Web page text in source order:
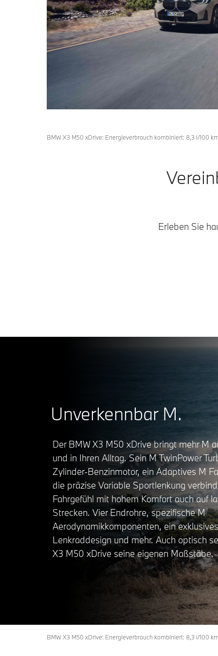
BMW X3 M50 xDrive: Energieverbrauch kombiniert: 8,3 l/100
Erleben Sie
Unverkennbar M.
Der BMW X3 M50 xDrive bringt mehr M
und in Ihren Alltag. Sein M TwinPower
Zylinder-Benzinmotor, ein Adaptives M
die präzise Variable Sportlenkung
Fahrgefühl mit hohem Komfort auch auf
Strecken. Vier Endrohre, spezifische M
Aerodynamikkomponenten, ein exklusives
Lenkraddesign und mehr. Auch optisch
X3 M50 xDrive seine eigenen Maßstäbe.
BMW X3 M50 xDrive: Energieverbrauch kombiniert: 8,3 l/100